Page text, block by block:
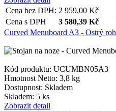
Cena bez DPH: 2 959,00 Kč
Cena s DPH
3 580,39 Kč
Curved Menuboard A3 - Ostrý roh
Kód produktu: UCUMBN05A3
Hmotnost Netto: 3,8 kg
Dostupnost: Skladem
Skladem: 5 ks
Zobrazit detail